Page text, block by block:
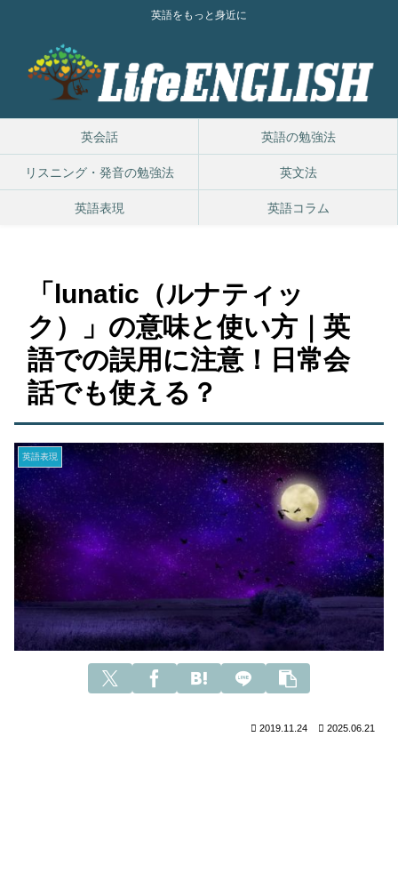
英語をもっと身近に
英会話 英語の勉強法
リスニング・発音の勉強法 英文法
英語表現 英語コラム
「lunatic（ルナティッ
ク）」の意味と使い方｜英
語での誤用に注意！日常会
話でも使える？
英語表現
2019.11.24 2025.06.21